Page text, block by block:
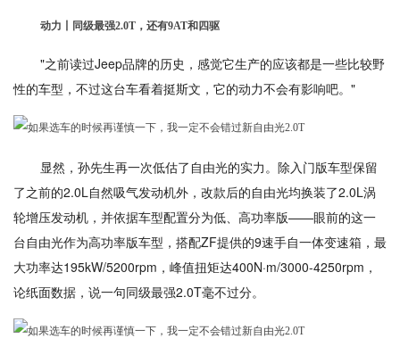
动力丨同级最强2.0T，还有9AT和四驱
"之前读过Jeep品牌的历史，感觉它生产的应该都是一些比较野
性的车型，不过这台车看着挺斯文，它的动力不会有影响吧。"
显然，孙先生再一次低估了自由光的实力。除入门版车型保留
了之前的2.0L自然吸气发动机外，改款后的自由光均换装了2.0L涡
轮增压发动机，并依据车型配置分为低、高功率版——眼前的这一
台自由光作为高功率版车型，搭配ZF提供的9速手自一体变速箱，最
大功率达195kW/5200rpm，峰值扭矩达400N·m/3000-4250rpm，
论纸面数据，说一句同级最强2.0T毫不过分。